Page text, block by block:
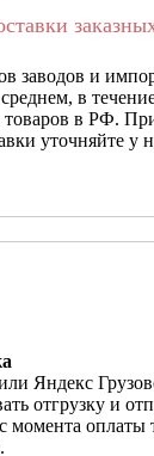
заводов и
в
в РФ.
уточняйте у
Яндекс
отгрузку и
момента оплаты